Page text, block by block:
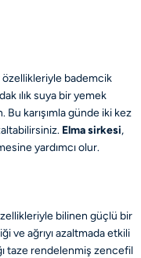
bademcik
ılık suya bir yemek
Bu karışımla günde iki kez
Elma sirkesi,
yardımcı olur.
bilinen güçlü bir
ve ağrıyı azaltmada etkili
taze rendelenmiş zencefil